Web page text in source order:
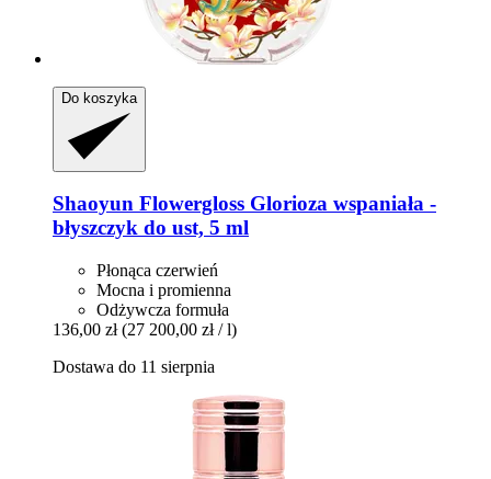
Do koszyka
Shaoyun Flowergloss Glorioza wspaniała -​
błyszczyk do ust, 5 ml
Płonąca czerwień
Mocna i promienna
Odżywcza formuła
136,00 zł (27 200,00 zł / l)
Dostawa do 11 sierpnia